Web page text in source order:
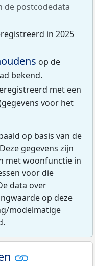
de postcodedata
in 2025
op de
bekend.
met een
voor het
op basis van de
gegevens zijn
met woonfunctie in
voor die
data over
op deze
modelmatige